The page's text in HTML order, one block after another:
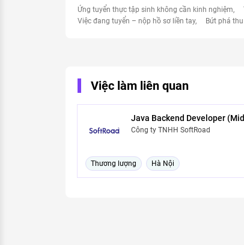
Ứng tuyển thực tập sinh không cần kinh nghiệm
Việc đang tuyển – nộp hồ sơ liền tay
Bứt phá
Việc làm liên quan
Java Backend Developer
Công ty TNHH SoftRoad
Thương lượng Hà Nội